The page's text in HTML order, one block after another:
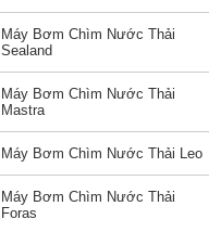
Máy Bơm Chìm Nước Thải
Sealand
Máy Bơm Chìm Nước Thải
Mastra
Máy Bơm Chìm Nước Thải Leo
Máy Bơm Chìm Nước Thải
Foras